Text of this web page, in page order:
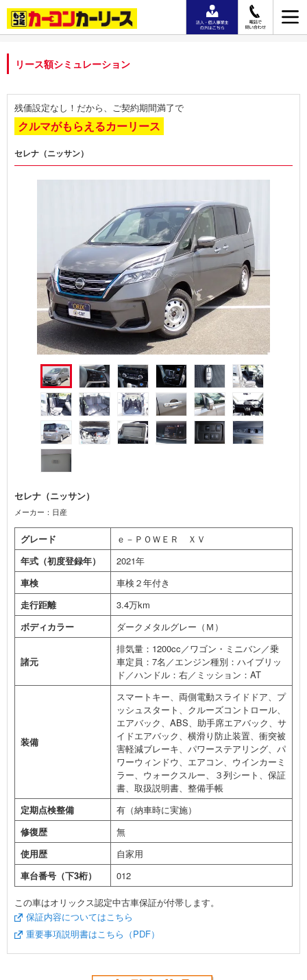
リース額シミュレーション
残価設定なし！だから、ご契約期間満了で
クルマがもらえるカーリース
セレナ（ニッサン）
セレナ（ニッサン）
メーカー：日産
グレード
ｅ－ＰＯＷＥＲ ＸＶ
年式（初度登録年）
2021年
車検
車検２年付き
走行距離
3.4万km
ボディカラー
ダークメタルグレー（Ｍ）
諸元
排気量：1200cc／ワゴン・ミニバン／乗
車定員：7名／エンジン種別：ハイブリッ
ド／ハンドル：右／ミッション：AT
装備
スマートキー、両側電動スライドドア、プ
ッシュスタート、クルーズコントロール、
エアバック、ABS、助手席エアバック、サ
イドエアバック、横滑り防止装置、衝突被
害軽減ブレーキ、パワーステアリング、パ
ワーウィンドウ、エアコン、ウインカーミ
ラー、ウォークスルー、３列シート、保証
書、取扱説明書、整備手帳
定期点検整備
有（納車時に実施）
修復歴
無
使用歴
自家用
車台番号（下3桁）
012
この車はオリックス認定中古車保証が付帯します。
保証内容についてはこちら
重要事項説明書はこちら（PDF）